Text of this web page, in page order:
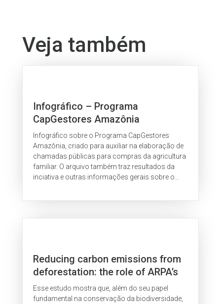
Veja também
Infográfico – Programa
CapGestores Amazônia
Infográfico sobre o Programa CapGestores
Amazônia, criado para auxiliar na elaboração de
chamadas públicas para compras da agricultura
familiar. O arquivo também traz resultados da
inciativa e outras informações gerais sobre o
Reducing carbon emissions from
deforestation: the role of ARPA’s
protected areas in the Brazilian
Amazon
Esse estudo mostra que, além do seu papel
fundamental na conservação da biodiversidade,